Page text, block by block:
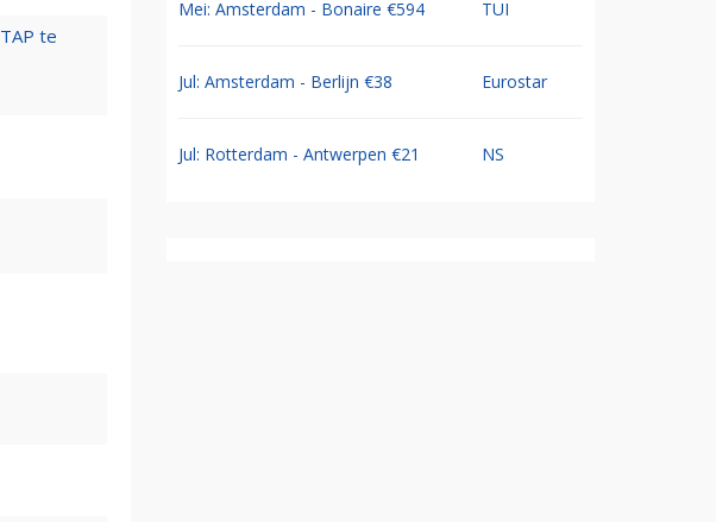
te
Mei: Amsterdam - Bonaire €594 TUI
Jul: Amsterdam - Berlijn €38 Eurostar
Jul: Rotterdam - Antwerpen €21 NS